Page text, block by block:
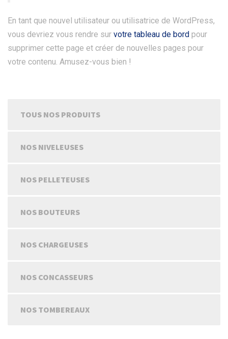
En tant que nouvel utilisateur ou utilisatrice de WordPress,
vous devriez vous rendre sur votre tableau de bord pour
supprimer cette page et créer de nouvelles pages pour
votre contenu. Amusez-vous bien !
TOUS NOS PRODUITS
NOS NIVELEUSES
NOS PELLETEUSES
NOS BOUTEURS
NOS CHARGEUSES
NOS CONCASSEURS
NOS TOMBEREAUX